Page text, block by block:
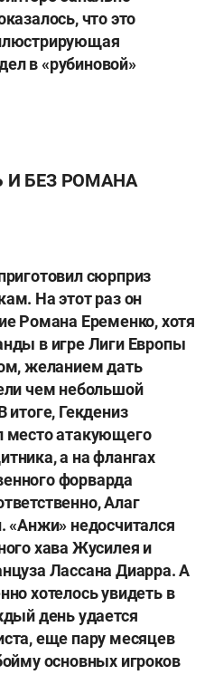
что это
в «рубиновой»
БЕЗ РОМАНА
сюрприз
На этот раз он
Романа Еременко, хотя
в игре Лиги Европы
желанием дать
чем небольшой
итоге, Гекдениз
место атакующего
а на флангах
форварда
Алаг
. «Анжи» недосчитался
хава Жусилея и
Лассана Диарра. А
хотелось увидеть в
день удается
еще пару месяцев
основных игроков